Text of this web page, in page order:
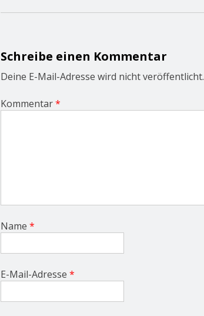
n
i
g
a
i
o
Schreibe einen Kommentar
Deine E-Mail-Adresse wird nicht veröffentlicht.
Kommentar*
Name *
E-Mail-Adresse *